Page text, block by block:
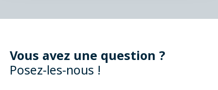
Vous avez une question ?
Posez-les-nous !